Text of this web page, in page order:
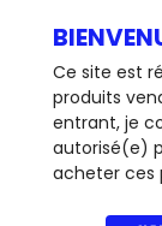
Ce site est
produits
entrant, je
autorisé(e)
acheter ces
64,90 €